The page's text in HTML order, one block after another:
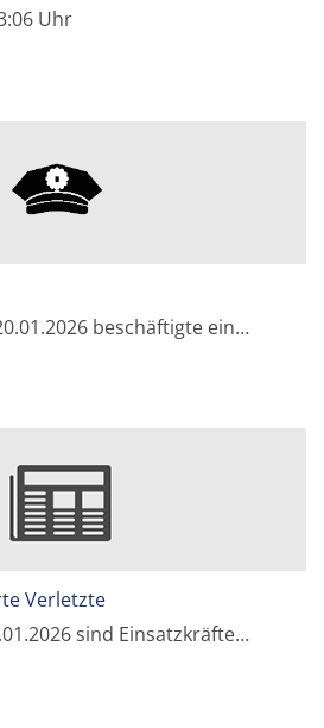
Uhr
beschäftigte ein…
Verletzte
sind Einsatzkräfte…